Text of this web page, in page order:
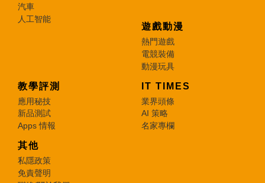
汽車
人工智能
遊戲動漫
熱門遊戲
電競裝備
動漫玩具
教學評測
應用秘技
新品測試
Apps 情報
IT TIMES
業界頭條
AI 策略
名家專欄
其他
私隱政策
免責聲明